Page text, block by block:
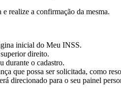
realize a confirmação da mesma.
inicial do Meu INSS.
direito.
durante o cadastro.
que possa ser solicitada, como
direcionado para o seu painel